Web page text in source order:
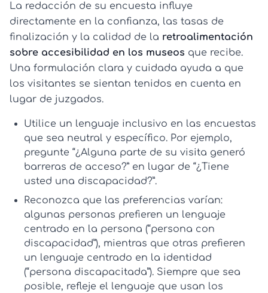
La redacción de su encuesta influye
directamente en la confianza, las tasas de
finalización y la calidad de la retroalimentación
sobre accesibilidad en los museos que recibe.
Una formulación clara y cuidada ayuda a que
los visitantes se sientan tenidos en cuenta en
lugar de juzgados.
Utilice un lenguaje inclusivo en las encuestas
que sea neutral y específico. Por ejemplo,
pregunte “¿Alguna parte de su visita generó
barreras de acceso?” en lugar de “¿Tiene
usted una discapacidad?”.
Reconozca que las preferencias varían:
algunas personas prefieren un lenguaje
centrado en la persona (“persona con
discapacidad”), mientras que otras prefieren
un lenguaje centrado en la identidad
(“persona discapacitada”). Siempre que sea
posible, refleje el lenguaje que usan los